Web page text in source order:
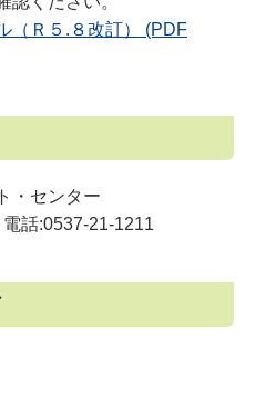
Ｒ５.８改訂） (PDF
・センター
話:0537-21-1211